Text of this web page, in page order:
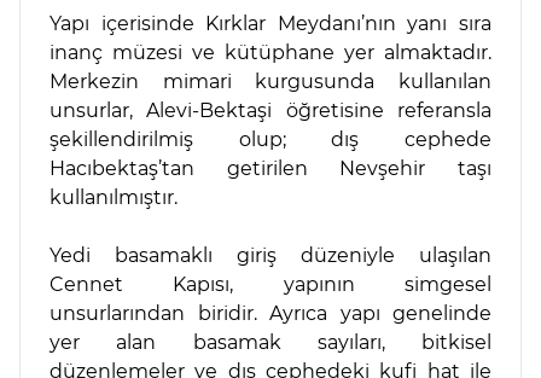
Yapı içerisinde Kırklar Meydanı’nın yanı sıra
inanç müzesi ve kütüphane yer almaktadır.
Merkezin mimari kurgusunda kullanılan
unsurlar, Alevi-Bektaşi öğretisine referansla
şekillendirilmiş olup; dış cephede
Hacıbektaş’tan getirilen Nevşehir taşı
kullanılmıştır.
Yedi basamaklı giriş düzeniyle ulaşılan
Cennet Kapısı, yapının simgesel
unsurlarından biridir. Ayrıca yapı genelinde
yer alan basamak sayıları, bitkisel
düzenlemeler ve dış cephedeki kufi hat ile